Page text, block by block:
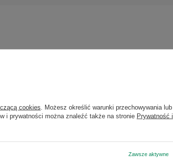
cookies . Możesz określić warunki przechowywania lub
i prywatności można znaleźć także na stronie Prywatność i
Zawsze aktywne